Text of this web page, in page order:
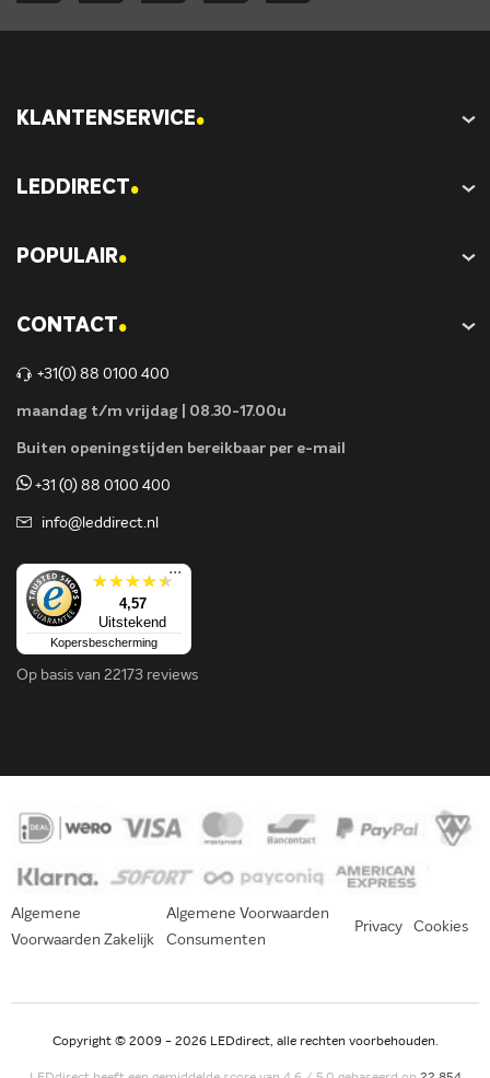
KLANTENSERVICE.
LEDDIRECT .
POPULAIR.
CONTACT .
+31(0) 88 0100 400
maandag t/m vrijdag | 08.30-17.00u
Buiten openingstijden bereikbaar per e-mail
+31 (0) 88 0100 400
info@leddirect.nl
4,57
Uitstekend
...
Kopersbescherming
Op basis van 22173 reviews
Algemene
Voorwaarden Zakelijk
Algemene Voorwaarden
Consumenten
Privacy Cookies
Copyright © 2009 - 2026 LEDdirect, alle rechten voorbehouden.